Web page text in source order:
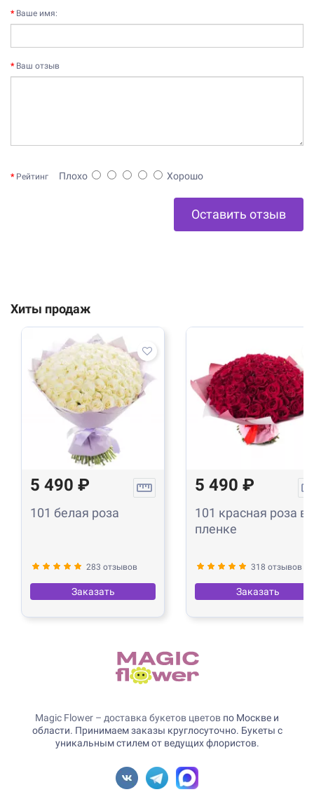
Ваше имя:
Ваш отзыв
Рейтинг Плохо Хорошо
Оставить отзыв
Хиты продаж
5 490 ₽
101 белая роза
283 отзывов
Заказать
5 490 ₽
101 красная роза в
пленке
318 отзывов
Заказать
Magic Flower – доставка букетов цветов по Москве и
области. Принимаем заказы круглосуточно. Букеты с
уникальным стилем от ведущих флористов.